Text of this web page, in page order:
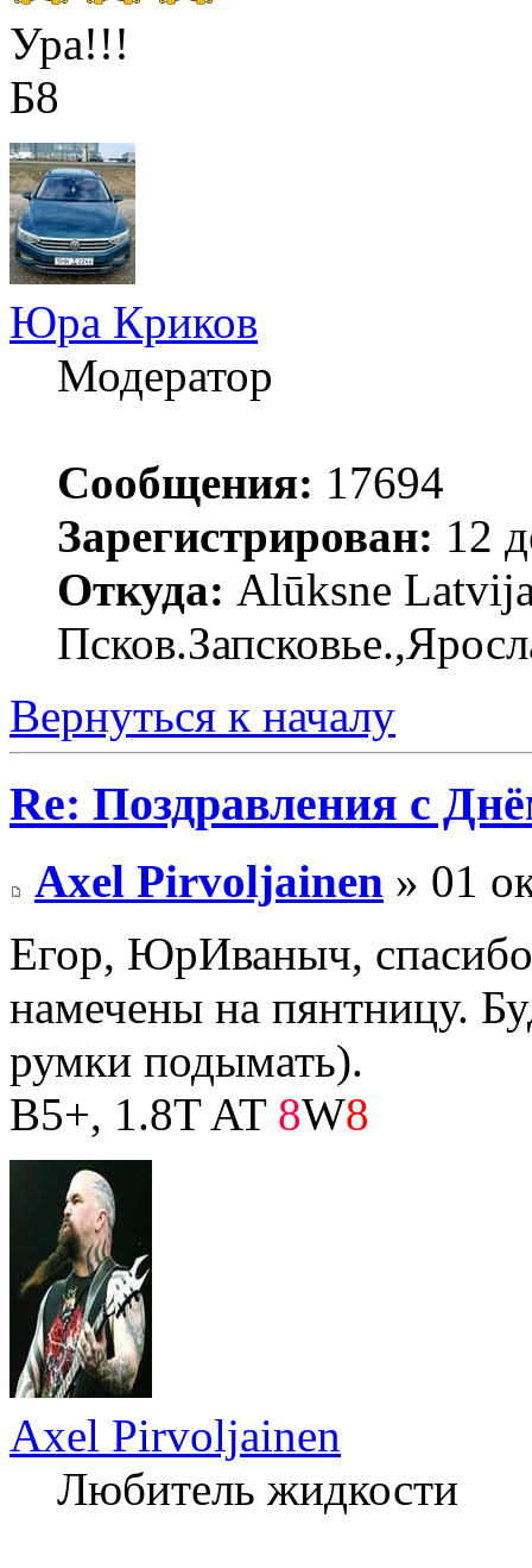
Ура!!!
Б8
Юра Криков
Модератор
Сообщения: 17694
Зарегистрирован: 12
Откуда: Alūksne
Вернуться к началу
Re: Поздравления с
Axel Pirvoljainen » 01
Егор, ЮрИваныч,
намечены на пянтницу.
румки подымать).
B5+, 1.8T AT 8W8
Axel Pirvoljainen
Любитель жидкости